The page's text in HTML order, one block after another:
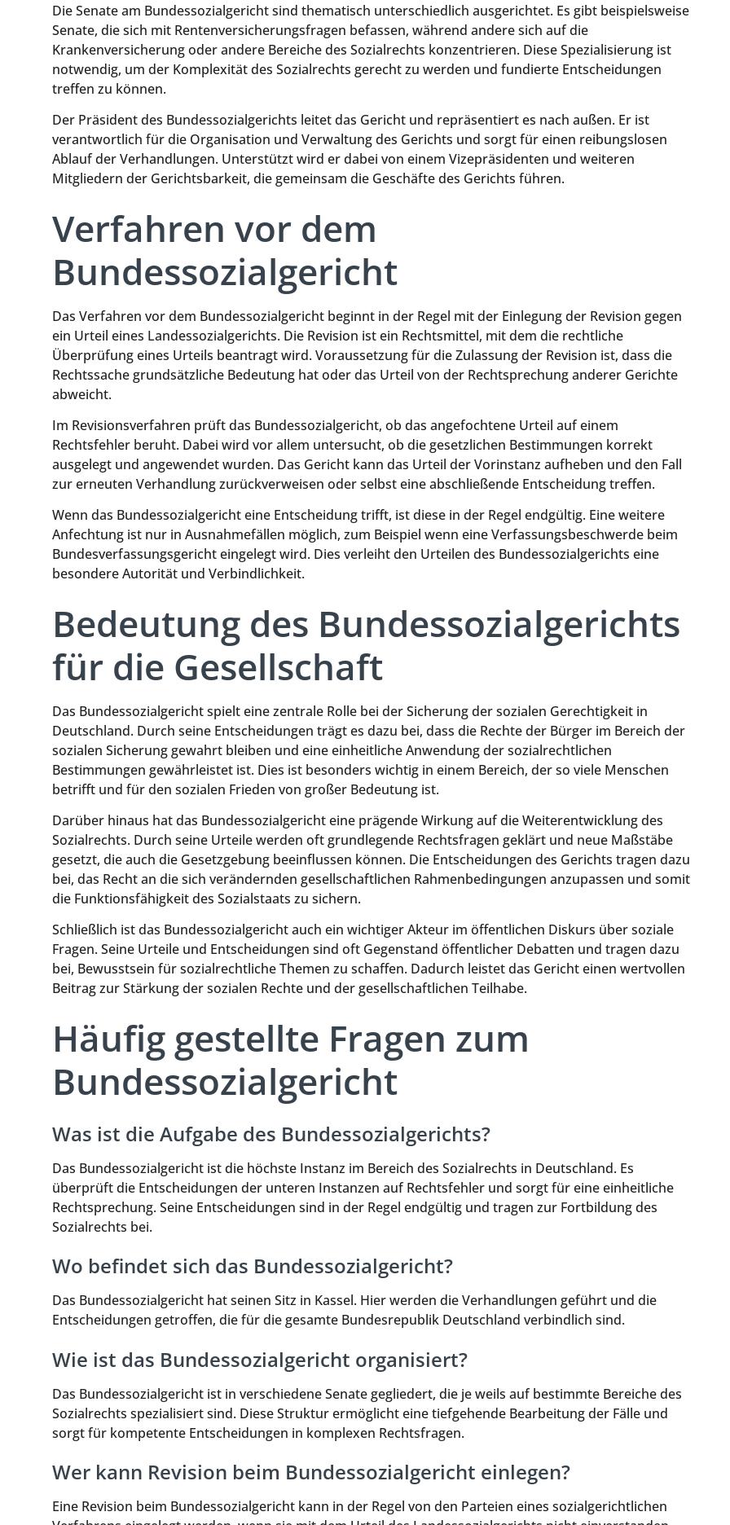
Die Senate am Bundessozialgericht sind thematisch unterschiedlich ausgerichtet. Es gibt beispielsweise
Senate, die sich mit Rentenversicherungsfragen befassen, während andere sich auf die
Krankenversicherung oder andere Bereiche des Sozialrechts konzentrieren. Diese Spezialisierung ist
notwendig, um der Komplexität des Sozialrechts gerecht zu werden und fundierte Entscheidungen
treffen zu können.
Der Präsident des Bundessozialgerichts leitet das Gericht und repräsentiert es nach außen. Er ist
verantwortlich für die Organisation und Verwaltung des Gerichts und sorgt für einen reibungslosen
Ablauf der Verhandlungen. Unterstützt wird er dabei von einem Vizepräsidenten und weiteren
Mitgliedern der Gerichtsbarkeit, die gemeinsam die Geschäfte des Gerichts führen.
Verfahren vor dem
Bundessozialgericht
Das Verfahren vor dem Bundessozialgericht beginnt in der Regel mit der Einlegung der Revision gegen
ein Urteil eines Landessozialgerichts. Die Revision ist ein Rechtsmittel, mit dem die rechtliche
Überprüfung eines Urteils beantragt wird. Voraussetzung für die Zulassung der Revision ist, dass die
Rechtssache grundsätzliche Bedeutung hat oder das Urteil von der Rechtsprechung anderer Gerichte
abweicht.
Im Revisionsverfahren prüft das Bundessozialgericht, ob das angefochtene Urteil auf einem
Rechtsfehler beruht. Dabei wird vor allem untersucht, ob die gesetzlichen Bestimmungen korrekt
ausgelegt und angewendet wurden. Das Gericht kann das Urteil der Vorinstanz aufheben und den Fall
zur erneuten Verhandlung zurückverweisen oder selbst eine abschließende Entscheidung treffen.
Wenn das Bundessozialgericht eine Entscheidung trifft, ist diese in der Regel endgültig. Eine weitere
Anfechtung ist nur in Ausnahmefällen möglich, zum Beispiel wenn eine Verfassungsbeschwerde beim
Bundesverfassungsgericht eingelegt wird. Dies verleiht den Urteilen des Bundessozialgerichts eine
besondere Autorität und Verbindlichkeit.
Bedeutung des Bundessozialgerichts
für die Gesellschaft
Das Bundessozialgericht spielt eine zentrale Rolle bei der Sicherung der sozialen Gerechtigkeit in
Deutschland. Durch seine Entscheidungen trägt es dazu bei, dass die Rechte der Bürger im Bereich der
sozialen Sicherung gewahrt bleiben und eine einheitliche Anwendung der sozialrechtlichen
Bestimmungen gewährleistet ist. Dies ist besonders wichtig in einem Bereich, der so viele Menschen
betrifft und für den sozialen Frieden von großer Bedeutung ist.
Darüber hinaus hat das Bundessozialgericht eine prägende Wirkung auf die Weiterentwicklung des
Sozialrechts. Durch seine Urteile werden oft grundlegende Rechtsfragen geklärt und neue Maßstäbe
gesetzt, die auch die Gesetzgebung beeinflussen können. Die Entscheidungen des Gerichts tragen dazu
bei, das Recht an die sich verändernden gesellschaftlichen Rahmenbedingungen anzupassen und somit
die Funktionsfähigkeit des Sozialstaats zu sichern.
Schließlich ist das Bundessozialgericht auch ein wichtiger Akteur im öffentlichen Diskurs über soziale
Fragen. Seine Urteile und Entscheidungen sind oft Gegenstand öffentlicher Debatten und tragen dazu
bei, Bewusstsein für sozialrechtliche Themen zu schaffen. Dadurch leistet das Gericht einen wertvollen
Beitrag zur Stärkung der sozialen Rechte und der gesellschaftlichen Teilhabe.
Häufig gestellte Fragen zum
Bundessozialgericht
Was ist die Aufgabe des Bundessozialgerichts?
Das Bundessozialgericht ist die höchste Instanz im Bereich des Sozialrechts in Deutschland. Es
überprüft die Entscheidungen der unteren Instanzen auf Rechtsfehler und sorgt für eine einheitliche
Rechtsprechung. Seine Entscheidungen sind in der Regel endgültig und tragen zur Fortbildung des
Sozialrechts bei.
Wo befindet sich das Bundessozialgericht?
Das Bundessozialgericht hat seinen Sitz in Kassel. Hier werden die Verhandlungen geführt und die
Entscheidungen getroffen, die für die gesamte Bundesrepublik Deutschland verbindlich sind.
Wie ist das Bundessozialgericht organisiert?
Das Bundessozialgericht ist in verschiedene Senate gegliedert, die je weils auf bestimmte Bereiche des
Sozialrechts spezialisiert sind. Diese Struktur ermöglicht eine tiefgehende Bearbeitung der Fälle und
sorgt für kompetente Entscheidungen in komplexen Rechtsfragen.
Wer kann Revision beim Bundessozialgericht einlegen?
Eine Revision beim Bundessozialgericht kann in der Regel von den Parteien eines sozialgerichtlichen